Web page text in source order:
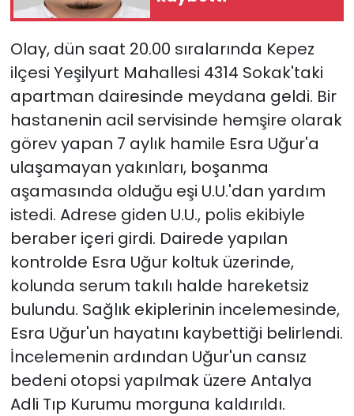
Olay, dün saat 20.00 sıralarında Kepez
ilçesi Yeşilyurt Mahallesi 4314 Sokak'taki
apartman dairesinde meydana geldi. Bir
hastanenin acil servisinde hemşire olarak
görev yapan 7 aylık hamile Esra Uğur'a
ulaşamayan yakınları, boşanma
aşamasında olduğu eşi U.U.'dan yardım
istedi. Adrese giden U.U., polis ekibiyle
beraber içeri girdi. Dairede yapılan
kontrolde Esra Uğur koltuk üzerinde,
kolunda serum takılı halde hareketsiz
bulundu. Sağlık ekiplerinin incelemesinde,
Esra Uğur'un hayatını kaybettiği belirlendi.
İncelemenin ardından Uğur'un cansız
bedeni otopsi yapılmak üzere Antalya
Adli Tıp Kurumu morguna kaldırıldı.